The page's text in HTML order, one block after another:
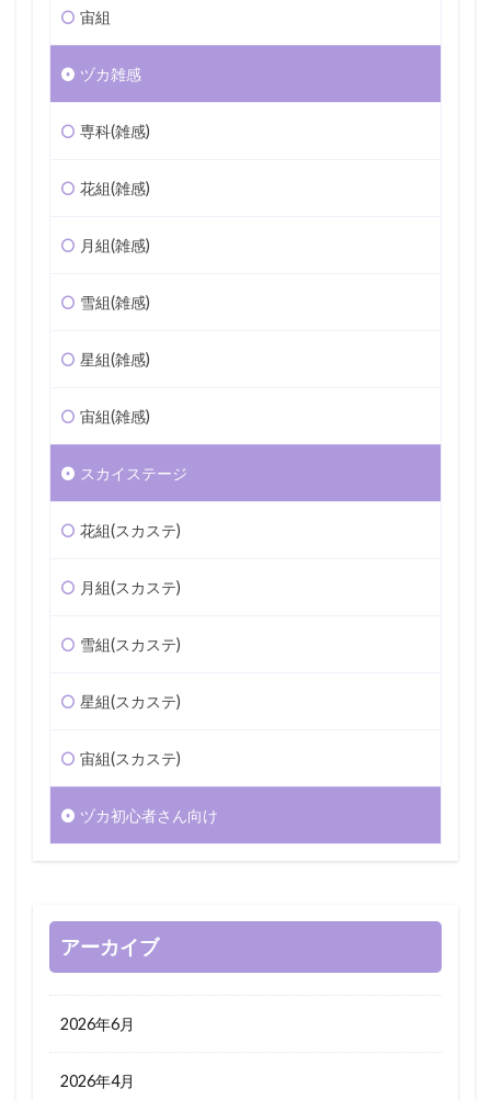
宙組
ヅカ雑感
専科(雑感)
花組(雑感)
月組(雑感)
雪組(雑感)
星組(雑感)
宙組(雑感)
スカイステージ
花組(スカステ)
月組(スカステ)
雪組(スカステ)
星組(スカステ)
宙組(スカステ)
ヅカ初心者さん向け
アーカイブ
2026年6月
2026年4月